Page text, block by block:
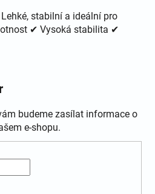
stabilní a ideální pro
✔ Vysoká stabilita ✔
budeme zasílat informace o
e-shopu.